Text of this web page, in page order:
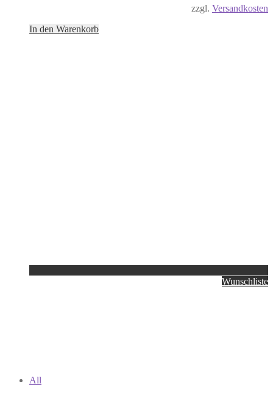
zzgl. Versandkosten
In den Warenkorb
Wunschliste
All